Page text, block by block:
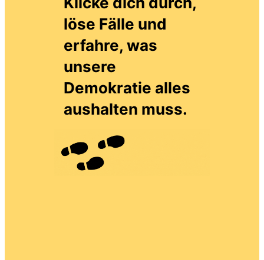
löse Fälle und
erfahre, was
unsere
Demokratie alles
aushalten muss.